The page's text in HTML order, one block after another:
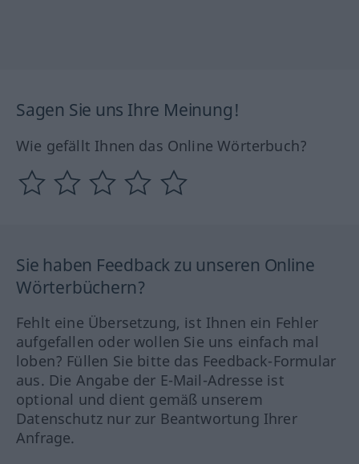
Sagen Sie uns Ihre Meinung!
Wie gefällt Ihnen das Online Wörterbuch?
Sie haben Feedback zu unseren Online
Wörterbüchern?
Fehlt eine Übersetzung, ist Ihnen ein Fehler
aufgefallen oder wollen Sie uns einfach mal
loben? Füllen Sie bitte das Feedback-Formular
aus. Die Angabe der E-Mail-Adresse ist
optional und dient gemäß unserem
Datenschutz nur zur Beantwortung Ihrer
Anfrage.